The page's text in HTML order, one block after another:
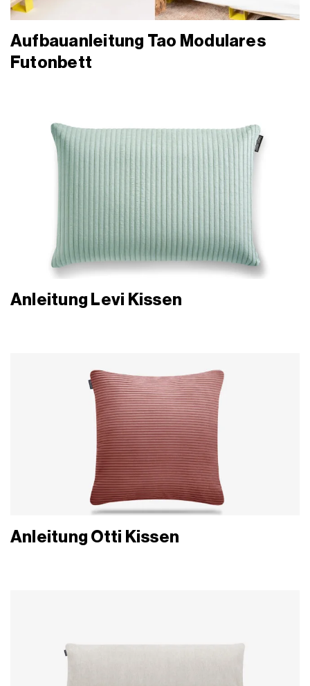
Aufbauanleitung Tao Modulares
Futonbett
Anleitung Levi Kissen
Anleitung Otti Kissen